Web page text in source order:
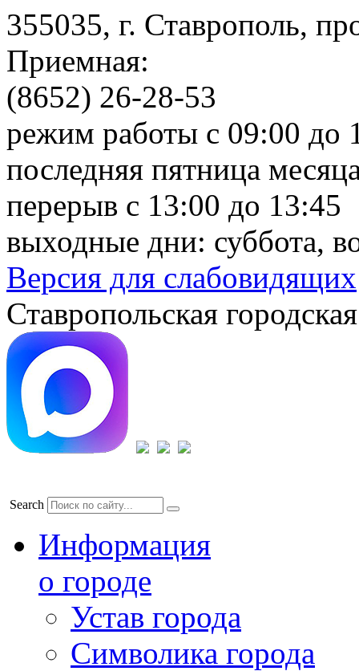
355035, г. Ставрополь,
Приемная:
(8652) 26-28-53
режим работы с 09:00 до
последняя пятница
перерыв с 13:00 до 13:45
выходные дни: суббота,
Версия для слабовидящих
Ставропольская
Search
Информация
о городе
Устав города
Символика города